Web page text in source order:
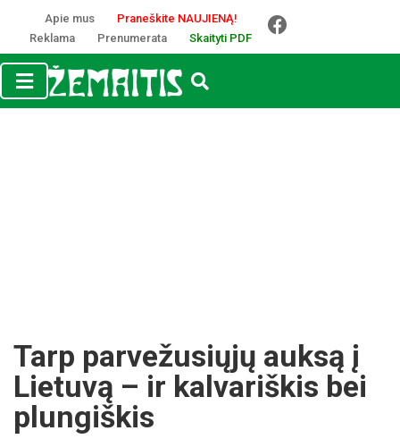
Apie mus
Praneškite NAUJIENĄ!
Reklama
Prenumerata Skaityti PDF
Tarp parvežusiųjų auksą į
Lietuvą – ir kalvariškis bei
plungiškis